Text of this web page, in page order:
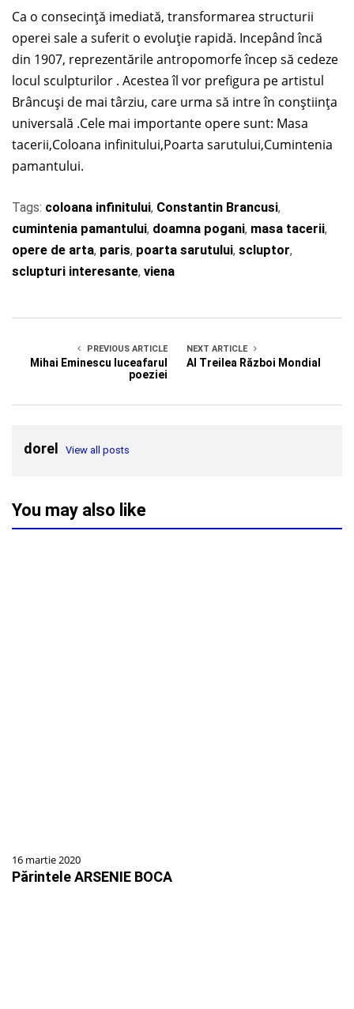
Ca o consecință imediată, transformarea structurii
operei sale a suferit o evoluție rapidă. Incepând încă
din 1907, reprezentările antropomorfe încep să cedeze
locul sculpturilor . Acestea îl vor prefigura pe artistul
Brâncuși de mai târziu, care urma să intre în conștiința
universală .Cele mai importante opere sunt: Masa
tacerii,Coloana infinitului,Poarta sarutului,Cumintenia
pamantului.
Tags: coloana infinitului, Constantin Brancusi,
cumintenia pamantului, doamna pogani, masa tacerii,
opere de arta, paris, poarta sarutului, scluptor,
sclupturi interesante, viena
PREVIOUS ARTICLE
Mihai Eminescu luceafarul
poeziei
NEXT ARTICLE
Al Treilea Război Mondial
dorel View all posts
You may also like
16 martie 2020
Părintele ARSENIE BOCA